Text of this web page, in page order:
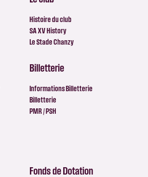
Histoire du club
SA XV History
Le Stade Chanzy
Billetterie
Informations Billetterie
Billetterie
PMR / PSH
Fonds de Dotation